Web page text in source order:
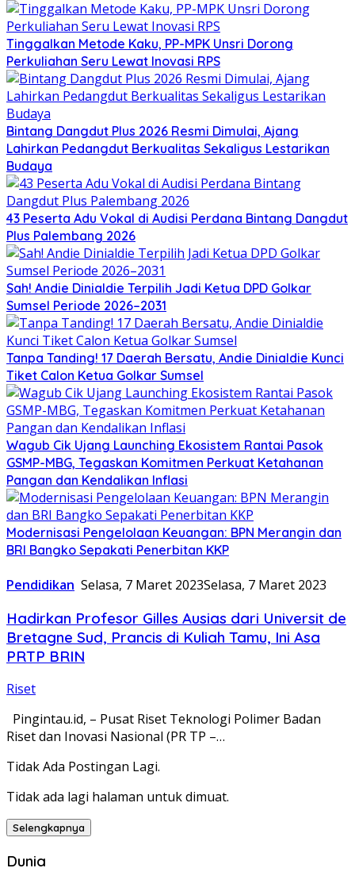
Tinggalkan Metode Kaku, PP-MPK Unsri Dorong
Perkuliahan Seru Lewat Inovasi RPS
Bintang Dangdut Plus 2026 Resmi Dimulai, Ajang
Lahirkan Pedangdut Berkualitas Sekaligus Lestarikan
Budaya
43 Peserta Adu Vokal di Audisi Perdana Bintang Dangdut
Plus Palembang 2026
Sah! Andie Dinialdie Terpilih Jadi Ketua DPD Golkar
Sumsel Periode 2026–2031
Tanpa Tanding! 17 Daerah Bersatu, Andie Dinialdie Kunci
Tiket Calon Ketua Golkar Sumsel
Wagub Cik Ujang Launching Ekosistem Rantai Pasok
GSMP-MBG, Tegaskan Komitmen Perkuat Ketahanan
Pangan dan Kendalikan Inflasi
Modernisasi Pengelolaan Keuangan: BPN Merangin dan
BRI Bangko Sepakati Penerbitan KKP
Pendidikan Selasa, 7 Maret 2023Selasa, 7 Maret 2023
Hadirkan Profesor Gilles Ausias dari Universit de
Bretagne Sud, Prancis di Kuliah Tamu, Ini Asa
PRTP BRIN
Riset
Pingintau.id, – Pusat Riset Teknologi Polimer Badan
Riset dan Inovasi Nasional (PR TP –…
Tidak Ada Postingan Lagi.
Tidak ada lagi halaman untuk dimuat.
Selengkapnya
Dunia